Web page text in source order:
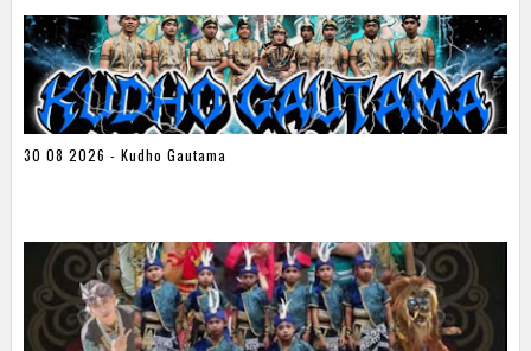
30 08 2026 - Kudho Gautama